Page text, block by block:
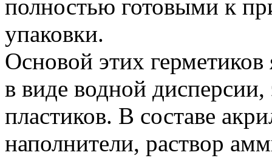
полностью готовыми к
упаковки.
Основой этих герметиков
в виде водной
пластиков. В составе
наполнители, раствор